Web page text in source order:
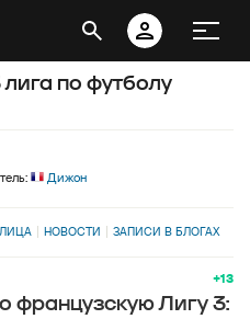
по футболу
Дижон
НОВОСТИ ЗАПИСИ В БЛОГАХ
+13
французскую Лигу 3: